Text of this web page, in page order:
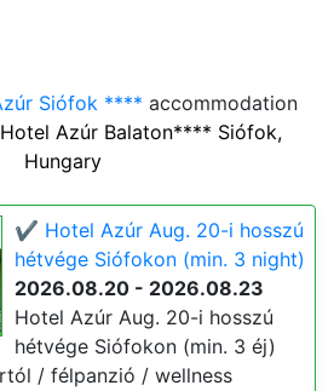
Siófok **** accommodation
Azúr Balaton**** Siófok,
Hungary
✔️ Hotel Azúr Aug. 20-i hosszú
hétvége Siófokon (min. 3 night)
2026.08.20 - 2026.08.23
Hotel Azúr Aug. 20-i hosszú
hétvége Siófokon (min. 3 éj)
/ félpanzió / wellness